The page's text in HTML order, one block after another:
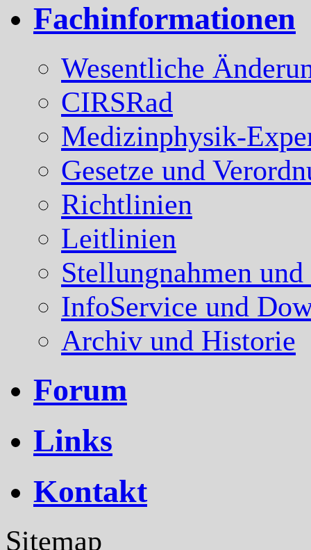
Fachinformationen
Wesentliche
CIRSRad
Medizinphysik-
Gesetze und
Richtlinien
Leitlinien
Stellungnahmen
InfoService und
Archiv und Historie
Forum
Links
Kontakt
Sitemap